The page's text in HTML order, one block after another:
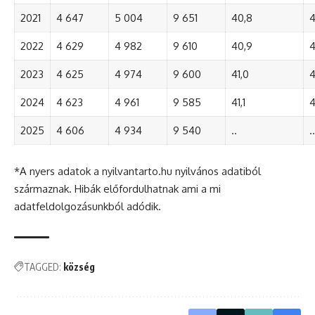
2021 4 647 5 004 9 651 40,8
2022 4 629 4 982 9 610 40,9
2023 4 625 4 974 9 600 41,0
2024 4 623 4 961 9 585 41,1
2025 4 606 4 934 9 540 .. ..
*A nyers adatok a nyilvantarto.hu nyilvános adatiból
származnak. Hibák előfordulhatnak ami a mi
adatfeldolgozásunkból adódik.
TAGGED: község